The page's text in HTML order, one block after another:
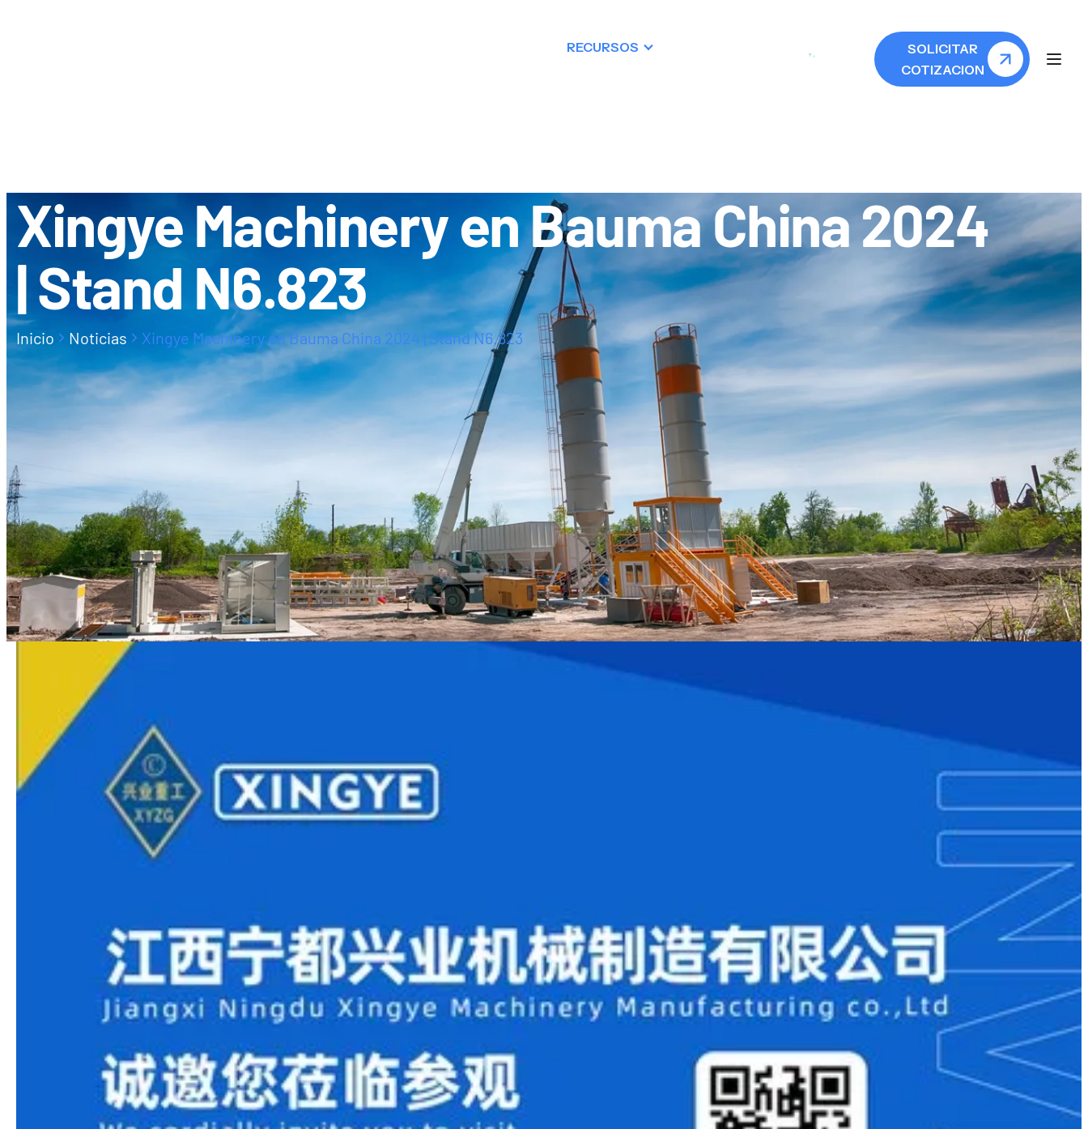
RECURSOS
SOLICITAR
COTIZACION
Xingye Machinery en Bauma China 2024
| Stand N6.823
Inicio Noticias Xingye Machinery en Bauma China 2024 | Stand N6.823